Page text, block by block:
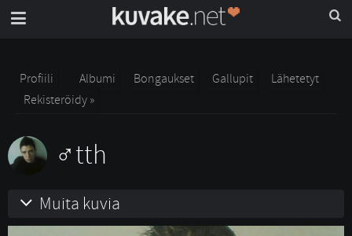
Profiili Albumi Bongaukset Gallupit
Lähetetyt
Rekisteröidy »
tth
Muita kuvia